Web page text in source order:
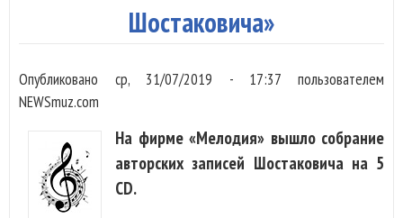
Шостаковича»
Опубликовано ср, 31/07/2019 - 17:37 пользователем
NEWSmuz.com
На фирме «Мелодия» вышло собрание
авторских записей Шостаковича на 5
CD.